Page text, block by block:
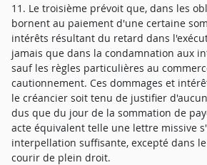
11. Le troisième prévoit que, dans les
bornent au paiement d'une certaine
intérêts résultant du retard dans
jamais que dans la condamnation aux
sauf les règles particulières au
cautionnement. Ces dommages et
le créancier soit tenu de justifier
dus que du jour de la sommation de
acte équivalent telle une lettre missive
interpellation suffisante, excepté dans
courir de plein droit.